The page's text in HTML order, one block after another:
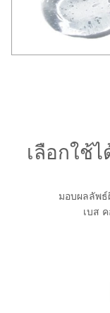
เลือกใช้
มอบผลลัพ
เบส